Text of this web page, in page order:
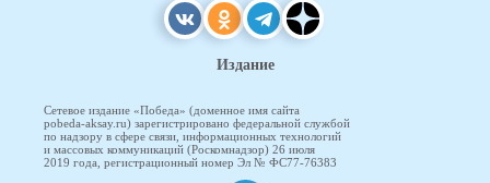
Издание
Сетевое издание «Победа» (доменное имя сайта
pobeda-aksay.ru) зарегистрировано федеральной службой
по надзору в сфере связи, информационных технологий
и массовых коммуникаций (Роскомнадзор) 26 июля
2019 года, регистрационный номер Эл № ФС77-76383